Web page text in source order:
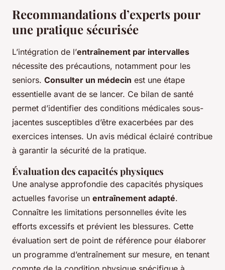
Recommandations d’experts pour
une pratique sécurisée
L’intégration de l’entraînement par intervalles
nécessite des précautions, notamment pour les
seniors. Consulter un médecin est une étape
essentielle avant de se lancer. Ce bilan de santé
permet d’identifier des conditions médicales sous-
jacentes susceptibles d’être exacerbées par des
exercices intenses. Un avis médical éclairé contribue
à garantir la sécurité de la pratique.
Évaluation des capacités physiques
Une analyse approfondie des capacités physiques
actuelles favorise un entraînement adapté.
Connaître les limitations personnelles évite les
efforts excessifs et prévient les blessures. Cette
évaluation sert de point de référence pour élaborer
un programme d’entraînement sur mesure, en tenant